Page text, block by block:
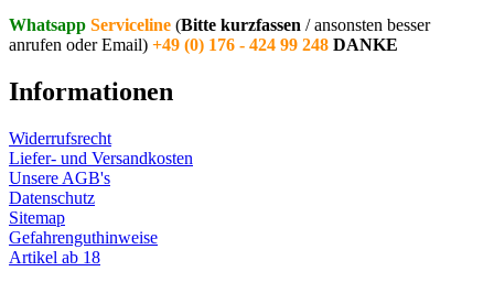
Whatsapp Serviceline (Bitte kurzfassen / ansonsten besser
anrufen oder Email) +49 (0) 176 - 424 99 248 DANKE
Informationen
Widerrufsrecht
Liefer- und Versandkosten
Unsere AGB's
Datenschutz
Sitemap
Gefahrenguthinweise
Artikel ab 18